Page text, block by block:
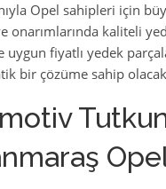
Opel sahipleri için
onarımlarında kaliteli
fiyatlı yedek
bir çözüme sahip